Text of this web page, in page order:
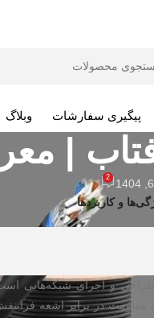
پیگیری سفارشات وبلاگ
|
2
و کاربردها
و اجرای شبکه‌هایی